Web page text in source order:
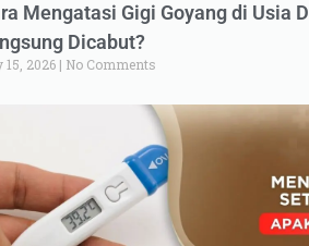
Mengatasi Gigi Goyang di Usia
Dicabut?
15, 2026 No Comments